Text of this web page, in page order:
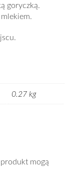
goryczką.
0.27 kg
mogą